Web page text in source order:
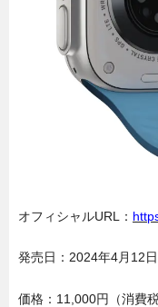
オフィシャルURL：
発売日：2024年4月12日
価格：11,000円（消費税